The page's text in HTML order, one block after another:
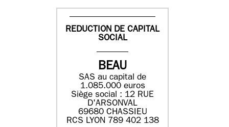
REDUCTION DE CAPITAL
SOCIAL
BEAU
SAS au capital de
1.085.000 euros
Siège social : 12 RUE
D'ARSONVAL
69680 CHASSIEU
RCS LYON 789 402 138